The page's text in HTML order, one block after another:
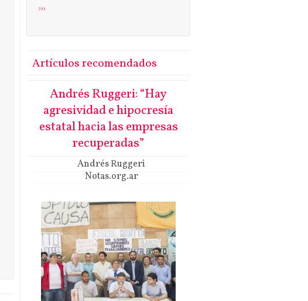
›››
Artículos recomendados
Andrés Ruggeri: “Hay
agresividad e hipocresía
estatal hacia las empresas
recuperadas”
Andrés Ruggeri
Notas.org.ar